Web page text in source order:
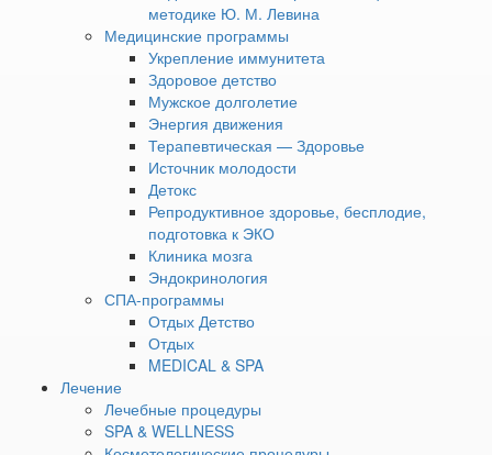
методике Ю. М. Левина
Медицинские программы
Укрепление иммунитета
Здоровое детство
Мужское долголетие
Энергия движения
Терапевтическая — Здоровье
Источник молодости
Детокс
Репродуктивное здоровье, бесплодие,
подготовка к ЭКО
Клиника мозга
Эндокринология
СПА-программы
Отдых Детство
Отдых
MEDICAL & SPA
Лечение
Лечебные процедуры
SPA & WELLNESS
изобретений цивилизации. Занятия йогой
позволяют людям лучше понимать
происходящие в мире процессы, яснее
видеть личные цели, развивать силу воли и
остроту ума.
«ЙОГА ДЛЯ ВСЕХ»
Асаны йоги просты и понятны каждому, а
выполнить их смогут почти все желающие,
независимо от возраста и уровня физической
подготовки. При этом заниматься практиками
можно как в зале, так и дома. Но начинать
обучение лучше под руководством опытного
инструктора, это позволит избежать ошибок и
травм.